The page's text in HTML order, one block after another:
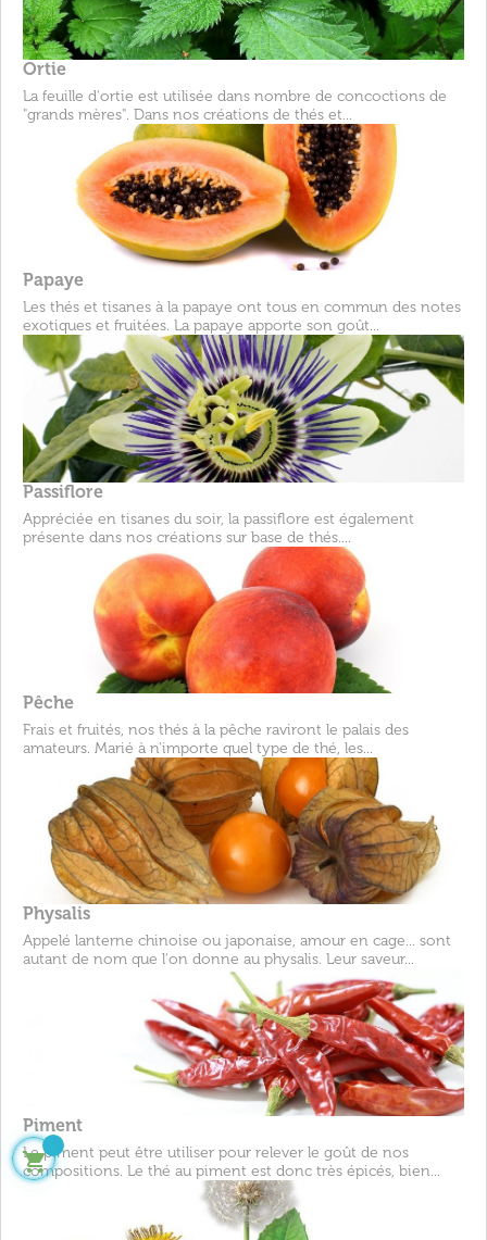
Ortie
La feuille d'ortie est utilisée dans nombre de concoctions de
"grands mères". Dans nos créations de thés et...
Papaye
Les thés et tisanes à la papaye ont tous en commun des notes
exotiques et fruitées. La papaye apporte son goût...
Passiflore
Appréciée en tisanes du soir, la passiflore est également
présente dans nos créations sur base de thés....
Pêche
Frais et fruités, nos thés à la pêche raviront le palais des
amateurs. Marié à n'importe quel type de thé, les...
Physalis
Appelé lanterne chinoise ou japonaise, amour en cage... sont
autant de nom que l'on donne au physalis. Leur saveur...
Piment
Le piment peut être utiliser pour relever le goût de nos
compositions. Le thé au piment est donc très épicés, bien...
